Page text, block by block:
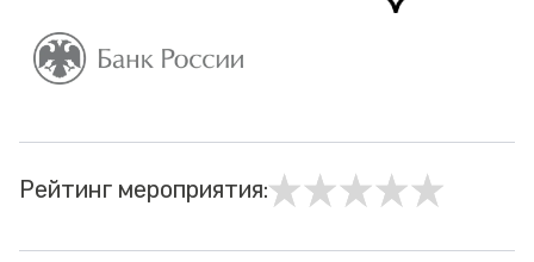
Рейтинг мероприятия: